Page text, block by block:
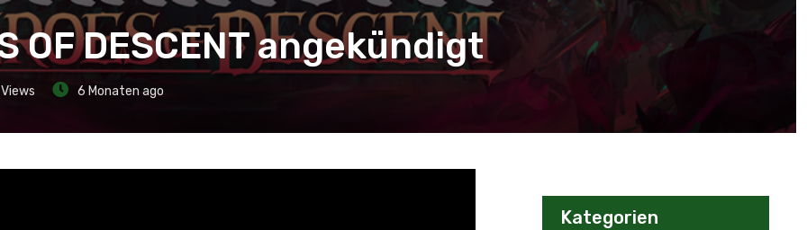
OF DESCENT angekündigt
6 Monaten ago
Kategorien